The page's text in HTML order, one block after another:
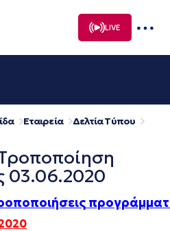
LIVE
Εταιρεία
Δελτία Τύπου
03.06.2020